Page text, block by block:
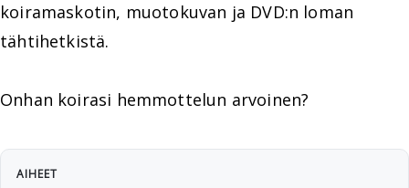
koiramaskotin, muotokuvan ja DVD:n loman
tähtihetkistä.
Onhan koirasi hemmottelun arvoinen?
AIHEET